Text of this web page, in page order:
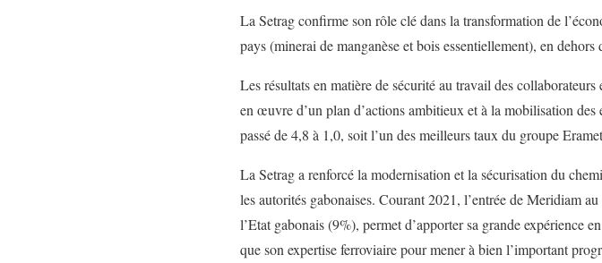
La Setrag confirme son rôle clé dans la transformation de
pays (minerai de manganèse et bois essentiellement), en dehors
Les résultats en matière de sécurité au travail des
en œuvre d’un plan d’actions ambitieux et à la mobilisation
passé de 4,8 à 1,0, soit l’un des meilleurs taux du groupe
La Setrag a renforcé la modernisation et la sécurisation du
les autorités gabonaises. Courant 2021, l’entrée de Meridiam
l’Etat gabonais (9%), permet d’apporter sa grande expérience
que son expertise ferroviaire pour mener à bien l’important